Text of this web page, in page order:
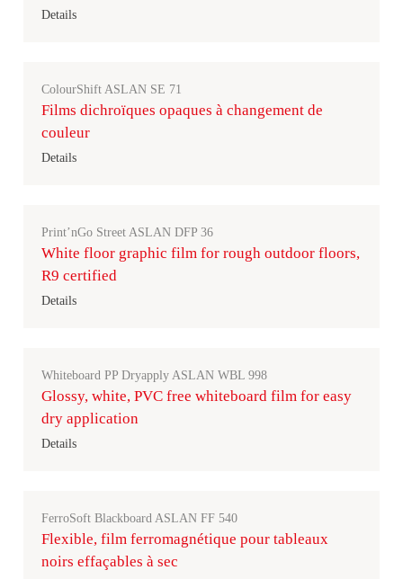
Details
ColourShift ASLAN SE 71
Films dichroïques opaques à changement de
couleur
Details
Print’nGo Street ASLAN DFP 36
White floor graphic film for rough outdoor floors,
R9 certified
Details
Whiteboard PP Dryapply ASLAN WBL 998
Glossy, white, PVC free whiteboard film for easy
dry application
Details
FerroSoft Blackboard ASLAN FF 540
Flexible, film ferromagnétique pour tableaux
noirs effaçables à sec